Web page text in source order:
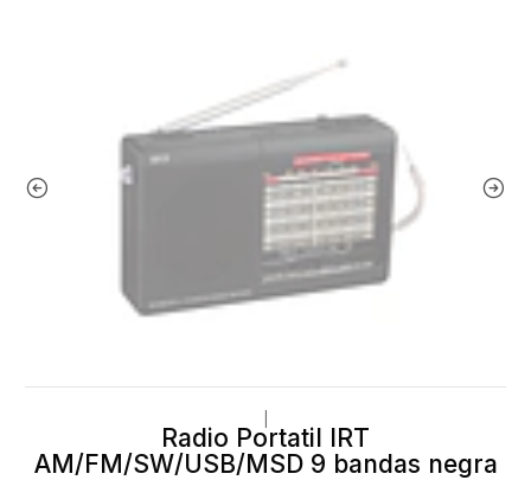
Radio Portatil IRT
AM/FM/SW/USB/MSD 9 bandas negra